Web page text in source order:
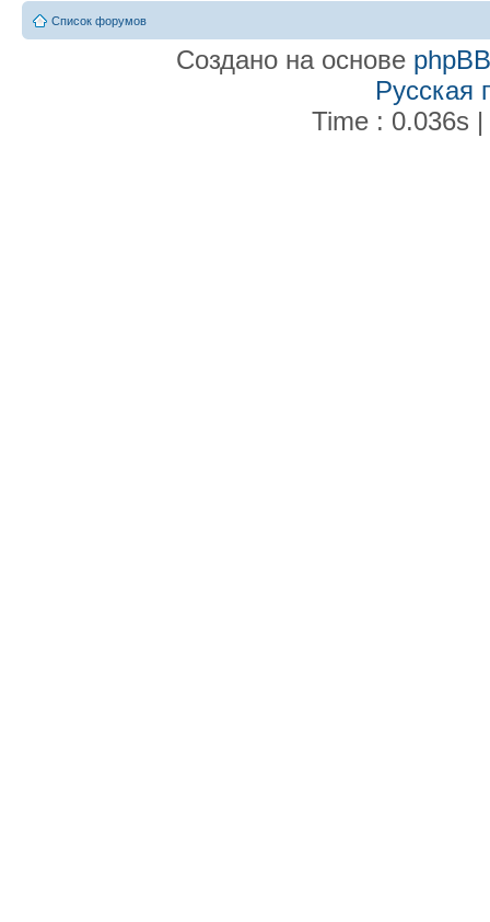
Список форумов
Создано на основе phpBB
Русская
Time : 0.036s